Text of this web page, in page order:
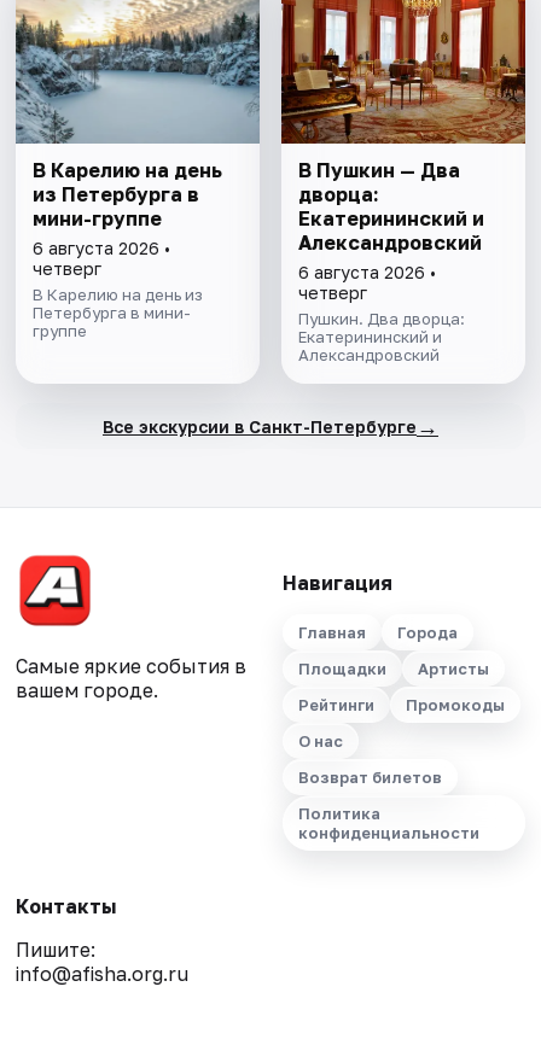
В Карелию на день
из Петербурга в
мини-группе
6 августа 2026 •
четверг
В Карелию на день из
Петербурга в мини-
группе
В Пушкин — Два
дворца:
Екатерининский и
Александровский
6 августа 2026 •
четверг
Пушкин. Два дворца:
Екатерининский и
Александровский
Все экскурсии в Санкт-Петербурге →
Самые яркие события в
вашем городе.
Навигация
Главная
Города
Площадки
Артисты
Рейтинги
Промокоды
О нас
Возврат билетов
Политика
конфиденциальности
Контакты
Пишите:
info@afisha.org.ru